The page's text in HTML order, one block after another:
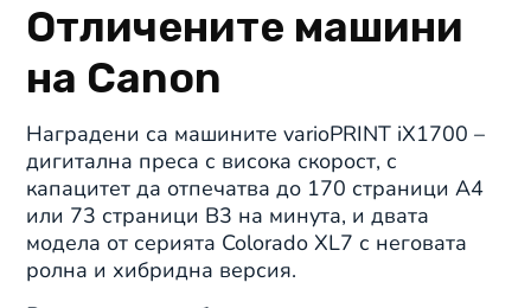
Отличените машини
на Canon
Наградени са машините varioPRINT iX1700 –
дигитална преса с висока скорост, с
капацитет да отпечатва до 170 страници A4
или 73 страници B3 на минута, и двата
модела от серията Colorado XL7 с неговата
ролна и хибридна версия.